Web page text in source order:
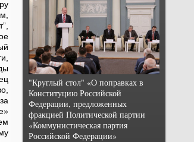
"Круглый стол" «О поправках в
Конституцию Российской
Федерации, предложенных
фракцией Политической партии
«Коммунистическая партия
Российской Федерации»